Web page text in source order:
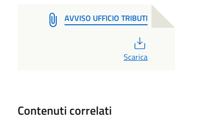
AVVISO UFFICIO TRIBUTI
Scarica
Contenuti correlati